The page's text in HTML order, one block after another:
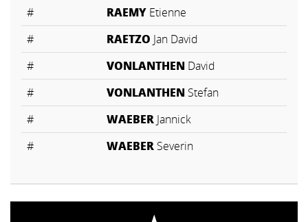
#
RAEMY Etienne
#
RAETZO Jan David
#
VONLANTHEN David
#
VONLANTHEN Stefan
#
WAEBER Jannick
#
WAEBER Severin